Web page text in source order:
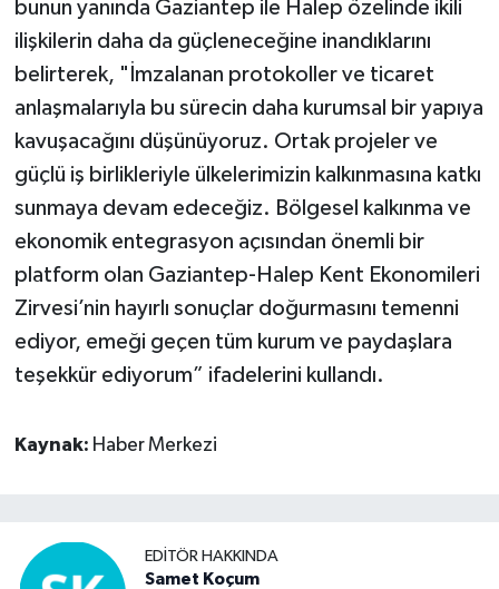
bunun yanında Gaziantep ile Halep özelinde ikili
ilişkilerin daha da güçleneceğine inandıklarını
belirterek, "İmzalanan protokoller ve ticaret
anlaşmalarıyla bu sürecin daha kurumsal bir yapıya
kavuşacağını düşünüyoruz. Ortak projeler ve
güçlü iş birlikleriyle ülkelerimizin kalkınmasına katkı
sunmaya devam edeceğiz. Bölgesel kalkınma ve
ekonomik entegrasyon açısından önemli bir
platform olan Gaziantep-Halep Kent Ekonomileri
Zirvesi’nin hayırlı sonuçlar doğurmasını temenni
ediyor, emeği geçen tüm kurum ve paydaşlara
teşekkür ediyorum” ifadelerini kullandı.
Kaynak: Haber Merkezi
EDITÖR HAKKINDA
Samet Koçum